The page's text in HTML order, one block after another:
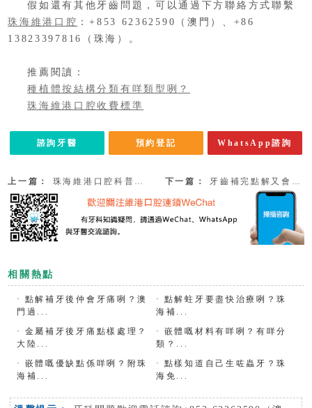
假如還有其他牙齒問題，可以通過下方聯絡方式聯繫
珠海維港口腔 ：+853 62362590（澳門）、+86
13823397816（珠海）。
推薦閱讀：
種植體按結構分類有咩類型咧？
珠海維港口腔收費標準
諮詢牙醫 預約登記 WhatsApp諮詢
上一篇： 珠海維港口腔科普蛀牙嘅分類！附珠海補牙收費2023 下一篇： 牙齒補完點解又會蛀牙咧？澳門過珠海補牙要幾錢咧？
相關熱點
·
點解補牙後仲會牙痛咧？澳
門過...
·
點解蛀牙要盡快治療咧？珠
海補...
·
金屬補牙後牙痛點樣處理？
大陸...
·
嵌體嘅材料有咩咧？有咩分
類？...
·
嵌體嘅優缺點係咩咧？附珠
海補...
·
點樣知道自己生咗蟲牙？珠
海免...